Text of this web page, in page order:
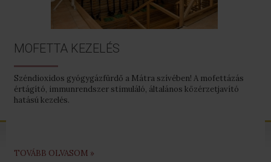
MOFETTA KEZELÉS
Széndioxidos gyógygázfürdő a Mátra szívében! A mofettázás
értágító, immunrendszer stimuláló, általános közérzetjavító
hatású kezelés.
TOVÁBB OLVASOM »